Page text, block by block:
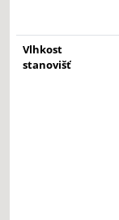
Vlhkost
stanovišť